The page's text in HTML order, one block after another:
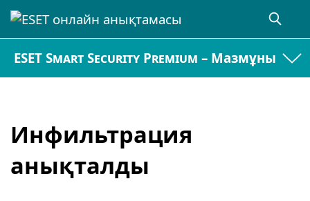
ESET Smart Security Premium – Мазмұны
Инфильтрация
анықталды